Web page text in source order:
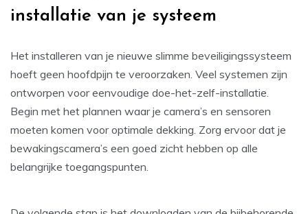
installatie van je systeem
Het installeren van je nieuwe slimme beveiligingssysteem
hoeft geen hoofdpijn te veroorzaken. Veel systemen zijn
ontworpen voor eenvoudige doe-het-zelf-installatie.
Begin met het plannen waar je camera’s en sensoren
moeten komen voor optimale dekking. Zorg ervoor dat je
bewakingscamera’s een goed zicht hebben op alle
belangrijke toegangspunten.